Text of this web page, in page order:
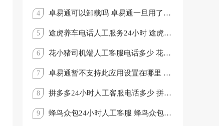
4 卓易通可以卸载吗 卓易通一旦用了就不能停吗
5 途虎养车电话人工服务24小时 途虎养车客服电话怎么转人工
6 花小猪司机端人工客服电话多少 花小猪司机端怎么转人工客服
7 卓易通暂不支持此应用设置在哪里 卓易通不支持的软件怎么安装
8 拼多多24小时人工客服电话多少 拼多多客服电话95188怎么转人工
9 蜂鸟众包24小时人工客服 蜂鸟众包客服电话怎么转人工